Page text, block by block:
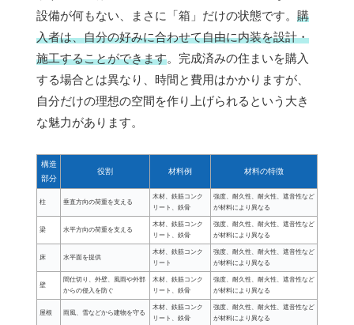
設備が何もない、まさに「箱」だけの状態です。 購
入者は、自分の好みに合わせて自由に内装を設計・
施工することができます。完成済みの住まいを購入
する場合とは異なり、時間と費用はかかりますが、
自分だけの理想の空間を作り上げられるという大き
な魅力があります。
構造
部分
役割 材料例 材料の特徴
柱 垂直方向の荷重を支える
木材、鉄筋コンク
リート、鉄骨
強度、耐久性、耐火性、遮音性など
が材料により異なる
梁 水平方向の荷重を支える
木材、鉄筋コンク
リート、鉄骨
強度、耐久性、耐火性、遮音性など
が材料により異なる
床 水平面を提供
木材、鉄筋コンク
リート
強度、耐久性、耐火性、遮音性など
が材料により異なる
壁
間仕切り、外壁、風雨や外部
からの侵入を防ぐ
木材、鉄筋コンク
リート、鉄骨
強度、耐久性、耐火性、遮音性など
が材料により異なる
屋根 雨風、雪などから建物を守る
木材、鉄筋コンク
リート、鉄骨
強度、耐久性、耐火性、遮音性など
が材料により異なる